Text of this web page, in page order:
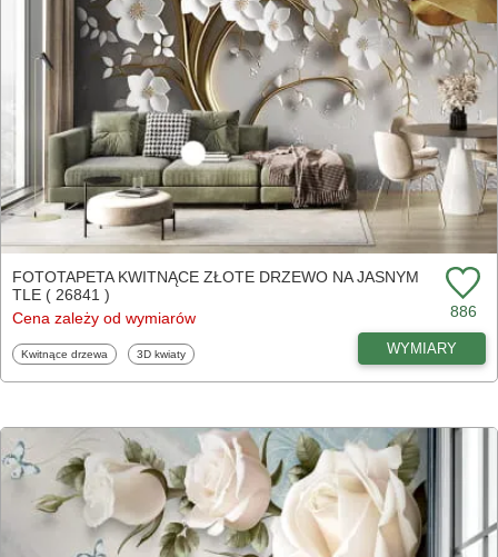
FOTOTAPETA KWITNĄCE ZŁOTE DRZEWO NA JASNYM
TLE ( 26841 )
Cena zależy od wymiarów
886
Fototapety
Kwitnące drzewa Fototapety
3D kwiaty WYMIARY